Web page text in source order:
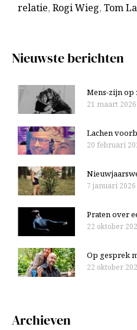
relatie, Rogi Wieg, Tom
Nieuwste berichten
Mens-zijn op
21 maart 2026
Lachen
20 februari
7 januari 2026
Praten over
22 oktober
Op gesprek
22 oktober
Archieven